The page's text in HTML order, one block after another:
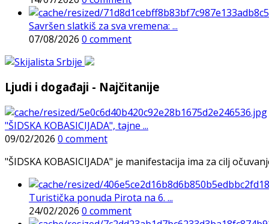
Savršen slatkiš za sva vremena: ...
07/08/2026 0 comment
Ljudi i događaji - Najčitanije
"ŠIDSKA KOBASICIJADA", tajne ...
09/02/2026 0 comment
"ŠIDSKA KOBASICIJADA" je manifestacija ima za cilj
Turistička ponuda Pirota na 6. ...
24/02/2026 0 comment